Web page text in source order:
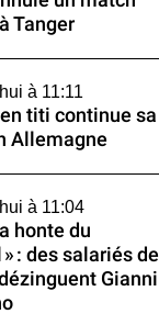
Tanger
à 11:11
titi continue sa
Allemagne
à 11:04
honte du
: des salariés de
dézinguent Gianni